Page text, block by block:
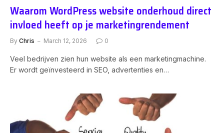
Waarom WordPress website onderhoud direct
invloed heeft op je marketingrendement
By Chris March 12, 2026 0
Veel bedrijven zien hun website als een marketingmachine.
Er wordt geïnvesteerd in SEO, advertenties en…